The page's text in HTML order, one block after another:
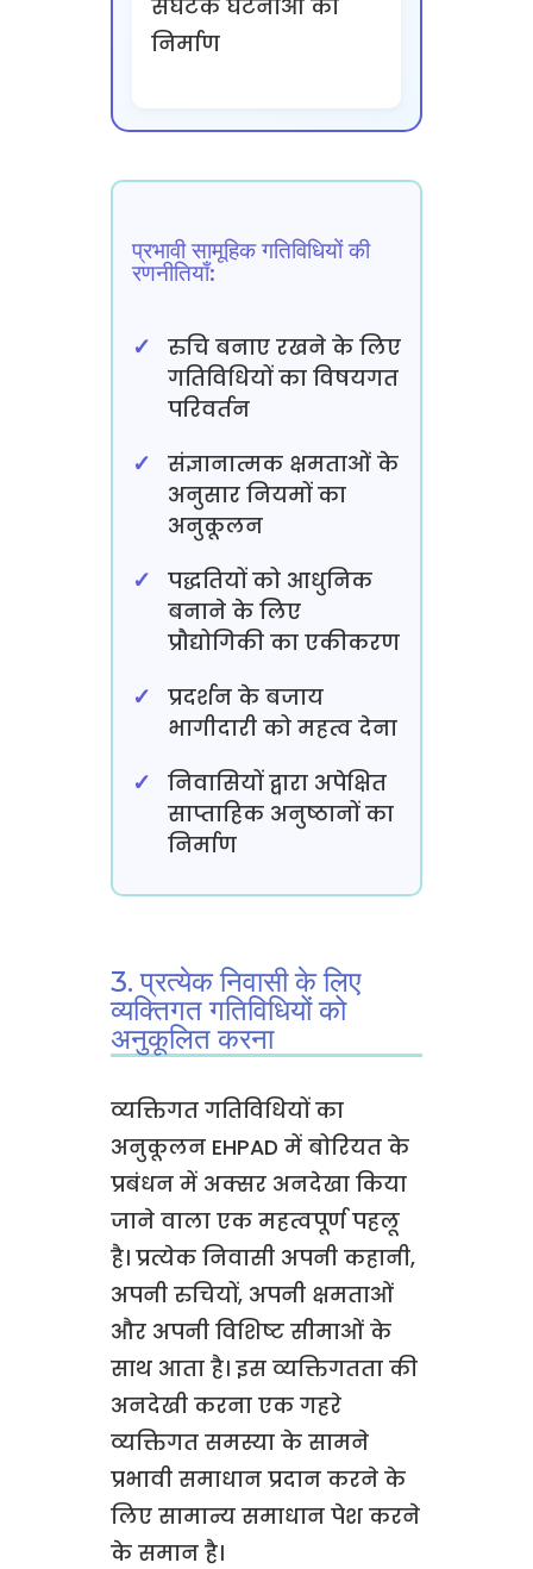
संघटक घटनाओं का
निर्माण
प्रभावी सामूहिक गतिविधियों की
रणनीतियाँ:
रुचि बनाए रखने के लिए
गतिविधियों का विषयगत
परिवर्तन
संज्ञानात्मक क्षमताओं के
अनुसार नियमों का
अनुकूलन
पद्धतियों को आधुनिक
बनाने के लिए
प्रौद्योगिकी का एकीकरण
प्रदर्शन के बजाय
भागीदारी को महत्व देना
निवासियों द्वारा अपेक्षित
साप्ताहिक अनुष्ठानों का
निर्माण
3. प्रत्येक निवासी के लिए
व्यक्तिगत गतिविधियों को
अनुकूलित करना
व्यक्तिगत गतिविधियों का
अनुकूलन EHPAD में बोरियत के
प्रबंधन में अक्सर अनदेखा किया
जाने वाला एक महत्वपूर्ण पहलू
है। प्रत्येक निवासी अपनी कहानी,
अपनी रुचियों, अपनी क्षमताओं
और अपनी विशिष्ट सीमाओं के
साथ आता है। इस व्यक्तिगतता की
अनदेखी करना एक गहरे
व्यक्तिगत समस्या के सामने
प्रभावी समाधान प्रदान करने के
लिए सामान्य समाधान पेश करने
के समान है।